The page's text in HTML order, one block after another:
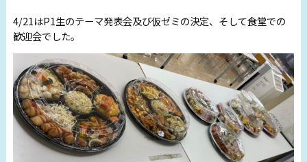
4/21はP1生のテーマ発表会及び仮ゼミの決定、そして食堂での
歓迎会でした。